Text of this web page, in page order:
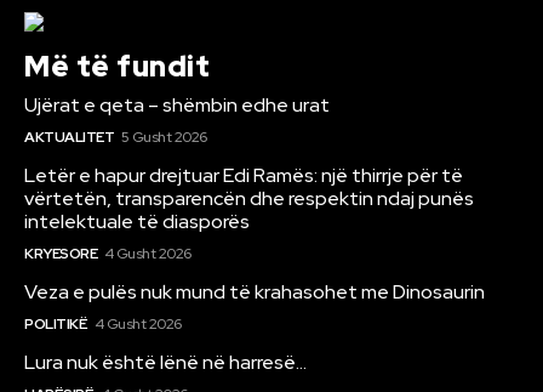
Më të fundit
Ujërat e qeta – shëmbin edhe urat
AKTUALITET 5 Gusht 2026
Letër e hapur drejtuar Edi Ramës: një thirrje për të
vërtetën, transparencën dhe respektin ndaj punës
intelektuale të diasporës
KRYESORE 4 Gusht 2026
Veza e pulës nuk mund të krahasohet me Dinosaurin
POLITIKË 4 Gusht 2026
Lura nuk është lënë në harresë…